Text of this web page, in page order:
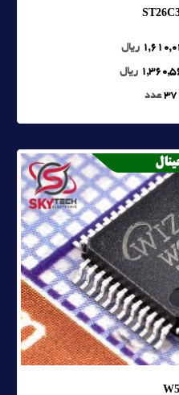
ریال
ریال
37عدد